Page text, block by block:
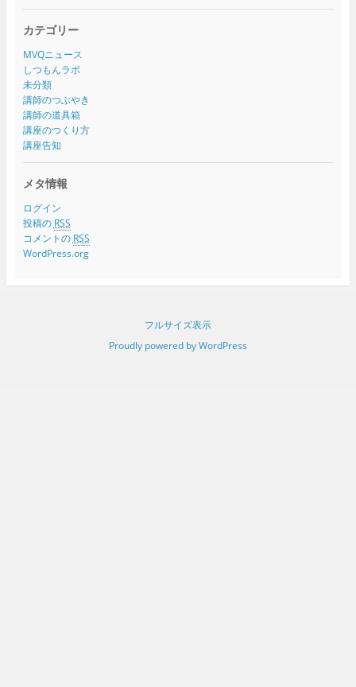
カテゴリー
MVQニュース
しつもんラボ
未分類
講師のつぶやき
講師の道具箱
講座のつくり方
講座告知
メタ情報
ログイン
投稿の RSS
コメントの RSS
WordPress.org
フルサイズ表示
Proudly powered by WordPress